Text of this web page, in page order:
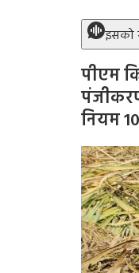
इसको
पीएम
नियम